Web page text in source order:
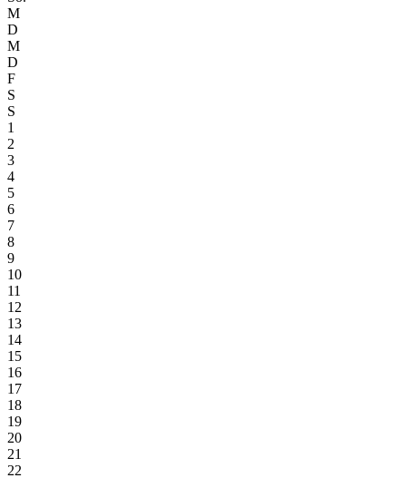
M
D
M
D
F
S
S
1
2
3
4
5
6
7
8
9
10
11
12
13
14
15
16
17
18
19
20
21
22